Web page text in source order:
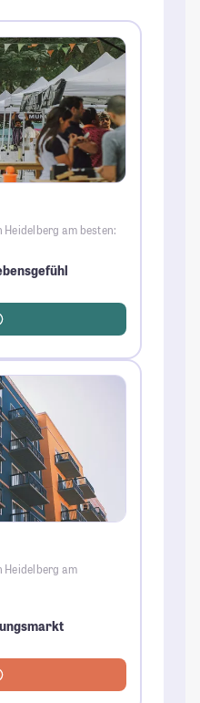
am besten:
Heidelberg am